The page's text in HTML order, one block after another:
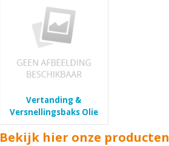
Vertanding &
Versnellingsbaks Olie
Bekijk hier onze producten